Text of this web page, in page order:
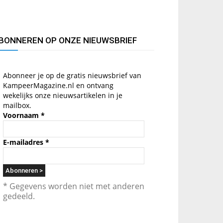
OP ONZE NIEUWSBRIEF
Abonneer je op de gratis nieuwsbrief van
KampeerMagazine.nl en ontvang
wekelijks onze nieuwsartikelen in je
mailbox.
Voornaam *
E-mailadres *
* Gegevens worden niet met anderen
gedeeld.